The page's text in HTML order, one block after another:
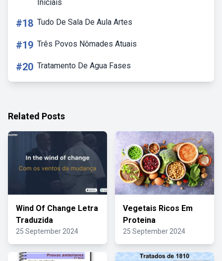
Iniciais
#18 Tudo De Sala De Aula Artes
#19 Três Povos Nômades Atuais
#20 Tratamento De Agua Fases
Related Posts
Wind Of Change Letra
Traduzida
25 September 2024
Vegetais Ricos Em
Proteina
25 September 2024